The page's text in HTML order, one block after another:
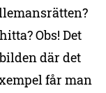
Obs! Det
där det
får man